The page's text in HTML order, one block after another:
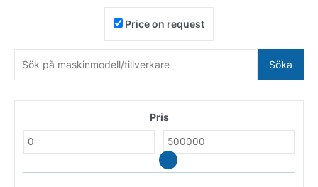
Price on request
Söka
Pris